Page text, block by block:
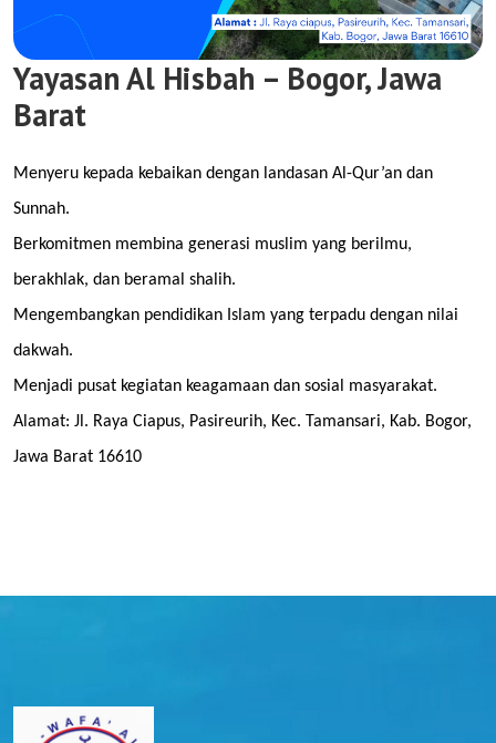
Yayasan Al Hisbah – Bogor, Jawa
Barat
Menyeru kepada kebaikan dengan landasan Al-Qur’an dan
Sunnah.
Berkomitmen membina generasi muslim yang berilmu,
berakhlak, dan beramal shalih.
Mengembangkan pendidikan Islam yang terpadu dengan nilai
dakwah.
Menjadi pusat kegiatan keagamaan dan sosial masyarakat.
Alamat: Jl. Raya Ciapus, Pasireurih, Kec. Tamansari, Kab. Bogor,
Jawa Barat 16610